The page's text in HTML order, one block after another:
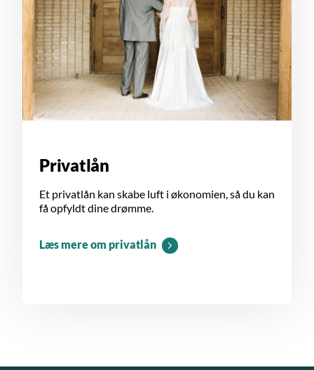
Privatlån
Et privatlån kan skabe luft i økonomien, så du kan
få opfyldt dine drømme.
Læs mere om privatlån